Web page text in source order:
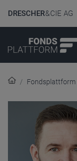
DRESCHER& CIE AG
Fondsplattform